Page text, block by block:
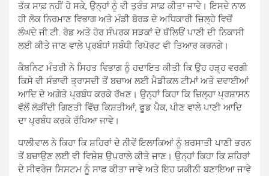
ਤੱਕ ਸਾਫ਼ ਨਹੀਂ ਹੋ ਸਕੇ, ਉਨ੍ਹਾਂ ਨੂੰ ਵੀ ਤੁਰੰਤ ਸਾਫ਼ ਕੀਤਾ ਜਾਵੇ। ਇਸਦੇ ਨਾਲ
ਹੀ ਲੋਕ ਨਿਰਮਾਣ ਵਿਭਾਗ ਅਤੇ ਮੰਡੀ ਬੋਰਡ ਦੇ ਅਧਿਕਾਰੀ ਜ਼ਿਲ੍ਹੇ ਵਿਚੋਂ
ਲੰਘਦੇ ਜੀ.ਟੀ. ਰੋਡ ਅਤੇ ਹੋਰ ਸੰਪਰਕ ਸੜਕਾਂ ਦੇ ਥੱਲਿਓਂ ਪਾਣੀ ਦੀ ਨਿਕਾਸੀ
ਲਈ ਕੀਤੇ ਜਾਣ ਵਾਲੇ ਪ੍ਰਬੰਧਾਂ ਸਬੰਧੀ ਰਿਪੋਰਟ ਵੀ ਤਿਆਰ ਕਰਨਗੇ।
ਕੈਬਨਿਟ ਮੰਤਰੀ ਨੇ ਸਿਹਤ ਵਿਭਾਗ ਨੂੰ ਹਦਾਇਤ ਕੀਤੀ ਕਿ ਉਹ ਹੜ੍ਹ ਵਰਗੀ
ਕਿਸੇ ਵੀ ਸੰਭਾਵੀ ਤ੍ਰਾਸਦੀ ਤੋਂ ਬਚਾਅ ਲਈ ਮੈਡੀਕਲ ਟੀਮਾਂ ਅਤੇ ਦਵਾਈਆਂ
ਆਦਿ ਦੇ ਅਗੇਤੇ ਪ੍ਰਬੰਧ ਕਰਕੇ ਰੱਖਣ। ਉਨ੍ਹਾਂ ਕਿਹਾ ਕਿ ਜ਼ਿਲ੍ਹਾ ਪ੍ਰਸ਼ਾਸਨ
ਵੱਲੋਂ ਲੋੜੀਂਦੀ ਗਿਣਤੀ ਵਿੱਚ ਕਿਸ਼ਤੀਆਂ, ਫੂਡ ਪੈਕ, ਪੀਣ ਵਾਲੇ ਪਾਣੀ ਆਦਿ
ਦਾ ਪ੍ਰਬੰਧ ਕਰਕੇ ਰੱਖਿਆ ਜਾਵੇ।
ਧਾਲੀਵਾਲ ਨੇ ਕਿਹਾ ਕਿ ਸ਼ਹਿਰਾਂ ਦੇ ਨੀਵੇਂ ਇਲਾਕਿਆਂ ਨੂੰ ਬਰਸਾਤੀ ਪਾਣੀ ਭਰਨ
ਤੋਂ ਬਚਾਉਣ ਲਈ ਵੀ ਵਿਸ਼ੇਸ਼ ਉਪਰਾਲੇ ਕੀਤੇ ਜਾਣ। ਉਨ੍ਹਾਂ ਕਿਹਾ ਕਿ ਸ਼ਹਿਰਾਂ
ਦੇ ਸੀਵਰੇਜ ਸਿਸਟਮ ਨੂੰ ਸਾਫ਼ ਕੀਤਾ ਜਾਵੇ ਅਤੇ ਇਹ ਯਕੀਨੀ ਬਣਾਇਆ ਜਾਵੇ